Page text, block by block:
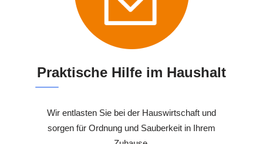
Praktische Hilfe im Haushalt
Wir entlasten Sie bei der Hauswirtschaft und
sorgen für Ordnung und Sauberkeit in Ihrem